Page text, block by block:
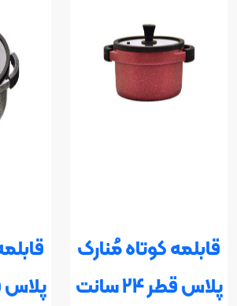
قابلمه کوتاه مُنارک
پلاس قطر 24 سانت